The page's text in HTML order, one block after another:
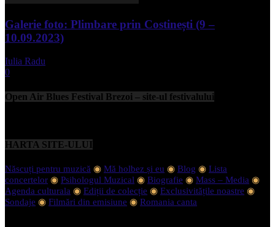
Galerie foto: Plimbare prin Costinești (9 –
10.09.2023)
Iulia Radu
0
Open Air Blues Festival Brezoi – site-ul festivalului
HARTA SITE-ULUI
Născuți pentru muzică ◉ Mă holbez și eu ◉ Blog ◉ Lista
concertelor ◉ Psihologul Muzical ◉ Biografie ◉ Mass – Media ◉
Agenda culturala ◉ Ediții de colecție ◉ Exclusivitățile noastre ◉
Sondaje ◉ Filmări din emisiune ◉ Romania canta